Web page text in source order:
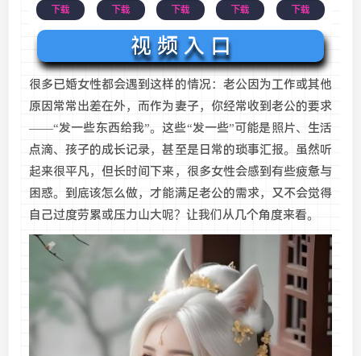
下载 下载 下载 下载 下载
视 频 入 口
很多已婚女性都会遇到这样的情况：老公因为工作或其他
原因常常出差在外，而作为妻子，你经常收到老公的要求
——“发一些东西给我”。这些“发一些”可能是照片、生活
点滴、孩子的成长记录，甚至是日常的琐事汇报。虽然听
起来很平凡，但长时间下来，很多女性会感到有些疲惫与
困惑。到底该怎么做，才能满足老公的需求，又不会觉得
自己过度劳累或压力山大呢？让我们从几个角度来看。